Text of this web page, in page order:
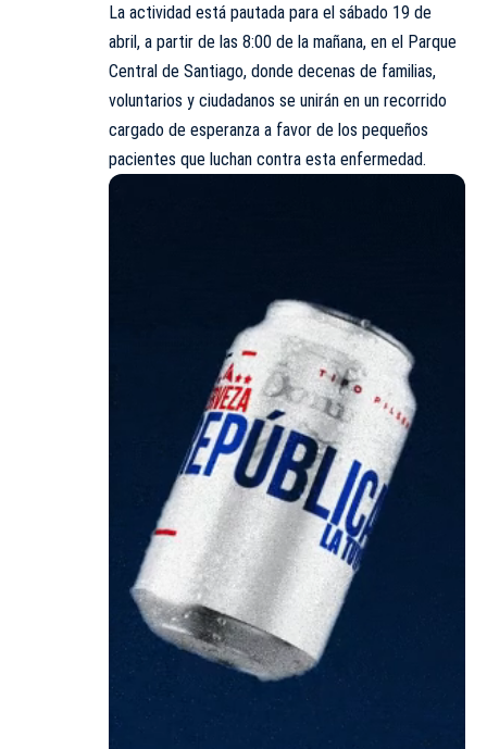
La actividad está pautada para el sábado 19 de
abril, a partir de las 8:00 de la mañana, en el Parque
Central de Santiago, donde decenas de familias,
voluntarios y ciudadanos se unirán en un recorrido
cargado de esperanza a favor de los pequeños
pacientes que luchan contra esta enfermedad.